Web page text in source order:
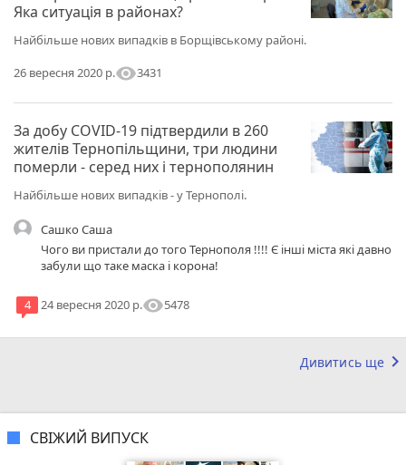
Яка ситуація в районах?
Найбільше нових випадків в Борщівському районі.
26 вересня 2020 р.visibility3431
За добу COVID-19 підтвердили в 260
жителів Тернопільщини, три людини
померли - серед них і тернополянин
Найбільше нових випадків - у Тернополі.
Сашко Саша
Чого ви пристали до того Тернополя !!!! Є інші міста які давно
забули що таке маска і корона!
4 24 вересня 2020 р.visibility5478
Дивитись ще keyboard_arrow_right
СВІЖИЙ ВИПУСК